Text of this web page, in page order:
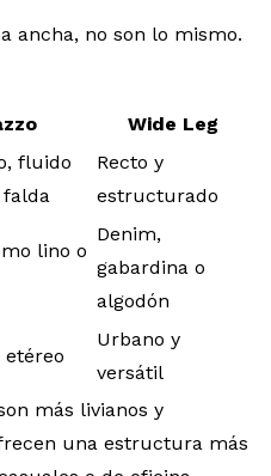
ancha, no son lo mismo.
Wide Leg
fluido
Recto y
estructurado
lino o
Denim,
gabardina o
algodón
etéreo
Urbano y
versátil
más livianos y
una estructura más